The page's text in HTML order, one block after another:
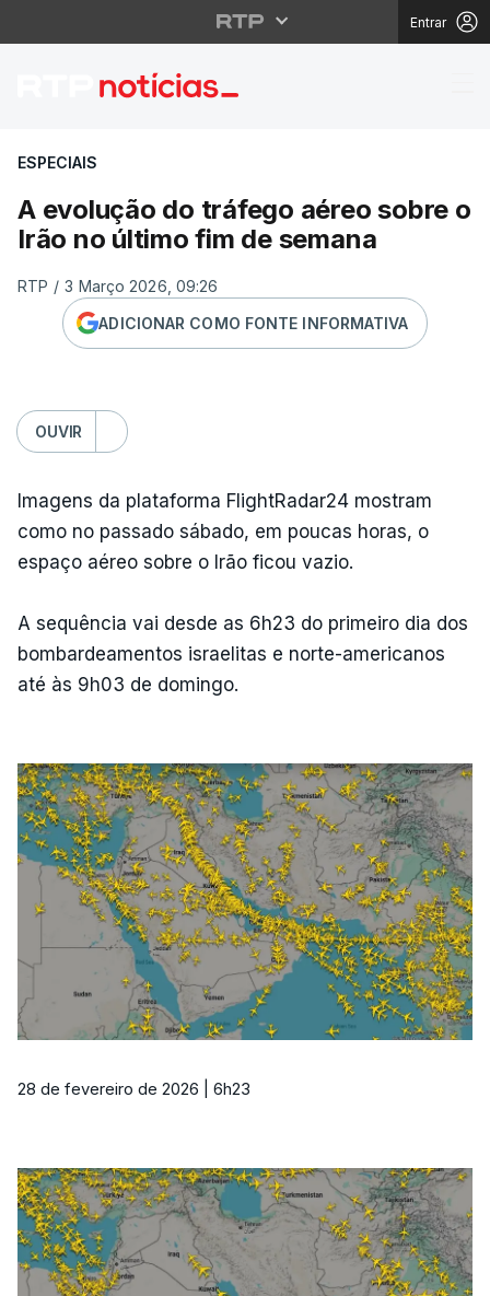
Entrar
A evolução do
ESPECIAIS
A evolução do tráfego aéreo sobre o
Irão no último fim de semana
RTP / 3 Março 2026, 09:26
ADICIONAR COMO FONTE INFORMATIVA
OUVIR
Imagens da plataforma FlightRadar24 mostram
como no passado sábado, em poucas horas, o
espaço aéreo sobre o Irão ficou vazio.
A sequência vai desde as 6h23 do primeiro dia dos
bombardeamentos israelitas e norte-americanos
até às 9h03 de domingo.
28 de fevereiro de 2026 | 6h23